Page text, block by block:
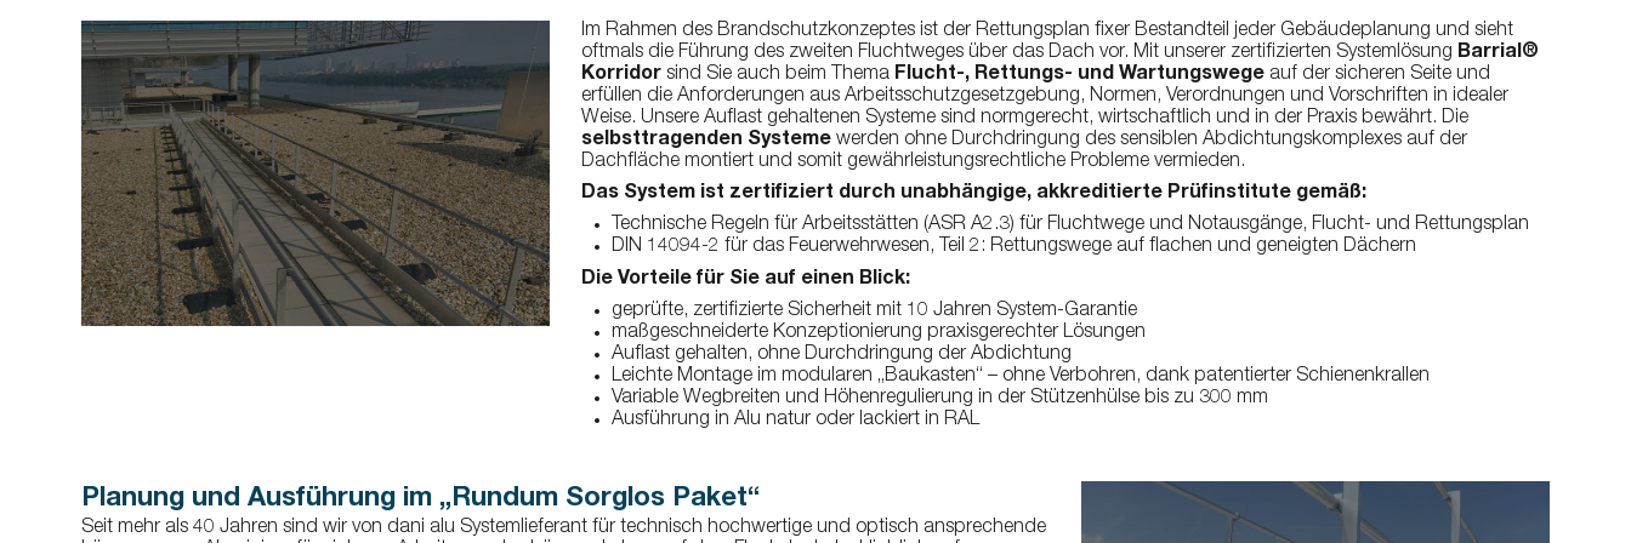
Barrial Lichtkuppelumwehrung
Kettenhalter
Delimit Kettenhalter
Im Rahmen des Brandschutzkonzeptes ist der Rettungsplan fixer Bestandteil jeder Gebäudeplanung und sieht
oftmals die Führung des zweiten Fluchtweges über das Dach vor. Mit unserer zertifizierten Systemlösung Barrial®
Korridorsind Sie auch beim Thema Flucht-, Rettungs- und Wartungswegeauf der sicheren Seite und
erfüllen die Anforderungen aus Arbeitsschutzgesetzgebung, Normen, Verordnungen und Vorschriften in idealer
Weise. Unsere Auflast gehaltenen Systeme sind normgerecht, wirtschaftlich und in der Praxis bewährt. Die
selbsttragenden Systemewerden ohne Durchdringung des sensiblen Abdichtungskomplexes auf der
Dachfläche montiert und somit gewährleistungsrechtliche Probleme vermieden.
Das System ist zertifiziert durch unabhängige, akkreditierte Prüfinstitute gemäß:
Technische Regeln für Arbeitsstätten (ASR A2.3) für Fluchtwege und Notausgänge, Flucht- und Rettungsplan
DIN 14094-2 für das Feuerwehrwesen, Teil 2: Rettungswege auf flachen und geneigten Dächern
Die Vorteile für Sie auf einen Blick:
geprüfte, zertifizierte Sicherheit mit 10 Jahren System-Garantie
maßgeschneiderte Konzeptionierung praxisgerechter Lösungen
Auflast gehalten, ohne Durchdringung der Abdichtung
Leichte Montage im modularen „Baukasten“ – ohne Verbohren, dank patentierter Schienenkrallen
Variable Wegbreiten und Höhenregulierung in der Stützenhülse bis zu 300 mm
Ausführung in Alu natur oder lackiert in RAL
Planung und Ausführung im „Rundum Sorglos Paket“
Seit mehr als 40 Jahren sind wir von dani alu Systemlieferant für technisch hochwertige und optisch ansprechende